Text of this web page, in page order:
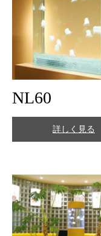
NL60
詳しく見る